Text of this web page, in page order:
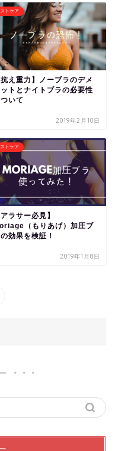
トケア
抗え重力】ノーブラのデメ
ットとナイトブラの必要性
いて
2019年2月10日
トケア
アラサー必見】
（もりあげ）加圧ブ
効果を検証！
2019年1月8日